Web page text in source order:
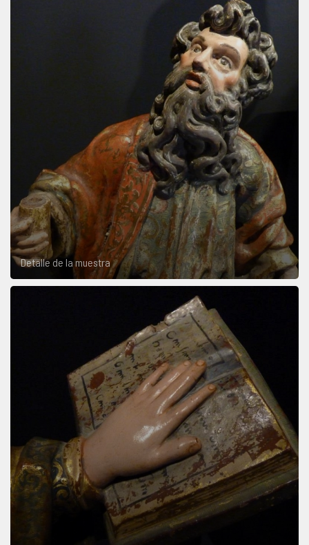
Detalle de la muestra